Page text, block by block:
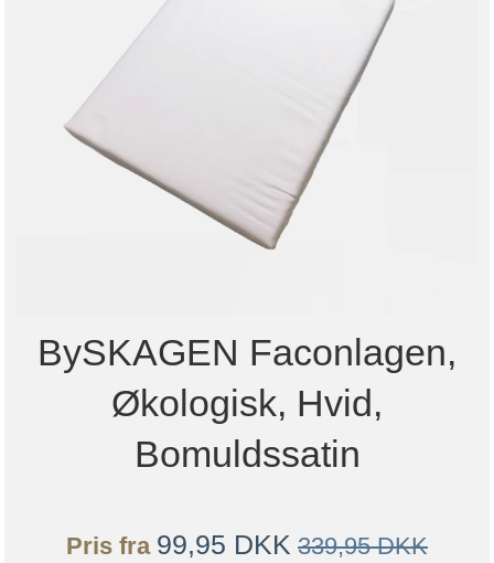
BySKAGEN Faconlagen,
Økologisk, Hvid,
Bomuldssatin
Pris fra 99,95 DKK 339,95 DKK